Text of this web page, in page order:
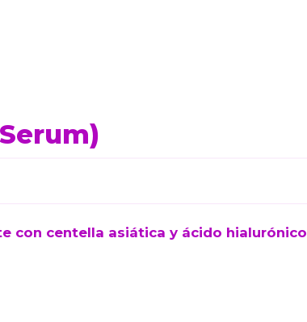
con centella asiática y ácido hialurónico